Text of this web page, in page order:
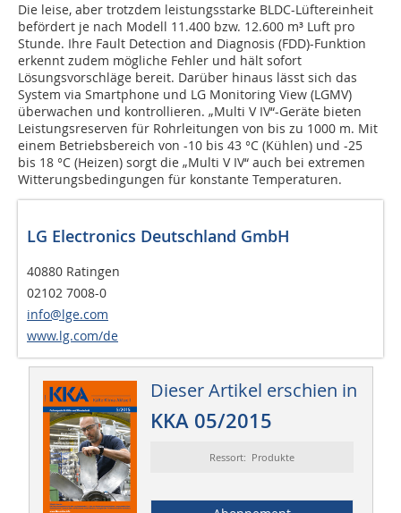
Die leise, aber trotzdem leistungsstarke BLDC-Lüftereinheit
befördert je nach Modell 11.400 bzw. 12.600 m³ Luft pro
Stunde. Ihre Fault Detection and Diagnosis (FDD)-Funktion
erkennt zudem mögliche Fehler und hält sofort
Lösungsvorschläge bereit. Darüber hinaus lässt sich das
System via Smartphone und LG Monitoring View (LGMV)
überwachen und kontrollieren. „Multi V IV“-Geräte bieten
Leistungsreserven für Rohrleitungen von bis zu 1000 m. Mit
einem Betriebsbereich von -10 bis 43 °C (Kühlen) und -25
bis 18 °C (Heizen) sorgt die „Multi V IV“ auch bei extremen
Witterungsbedingungen für konstante Temperaturen.
LG Electronics Deutschland GmbH
40880 Ratingen
02102 7008-0
info@lge.com
www.lg.com/de
Dieser Artikel erschien in
KKA 05/2015
Ressort: Produkte